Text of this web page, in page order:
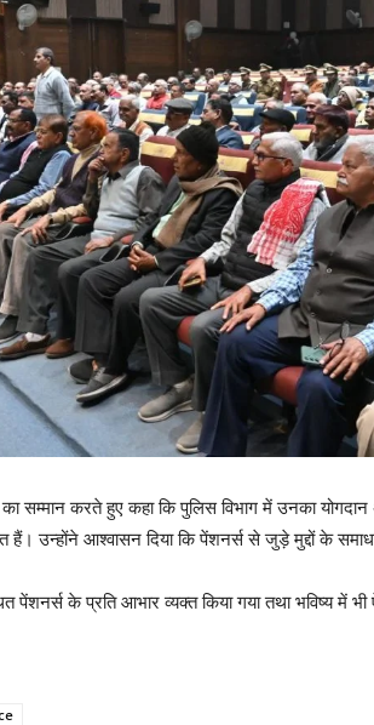
सम्मान करते हुए कहा कि पुलिस विभाग में उनका
हैं। उन्होंने आश्वासन दिया कि पेंशनर्स से जुड़े मुद्दों के
पेंशनर्स के प्रति आभार व्यक्त किया गया तथा भविष्य में